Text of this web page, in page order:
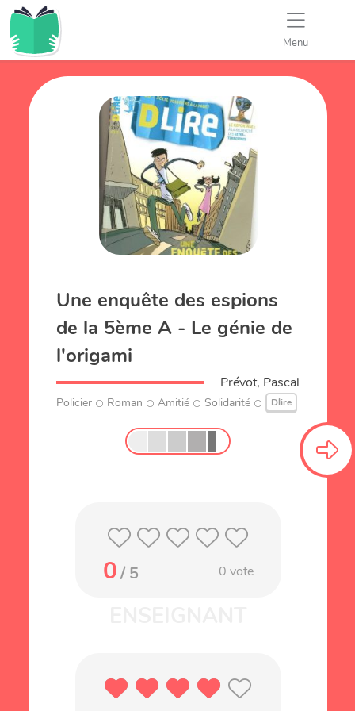
Menu
Une enquête des espions
de la 5ème A - Le génie de
l'origami
Prévot, Pascal
Policier Roman Amitié Solidarité Dlire
0/ 5 0 vote